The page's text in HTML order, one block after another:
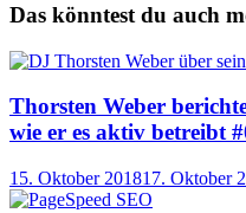
Das könntest du auch
Thorsten Weber
wie er es aktiv betreibt
15. Oktober 201817. Oktober